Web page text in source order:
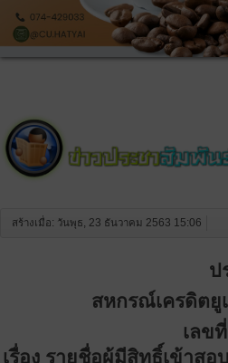
สร้างเมื่อ: วันพุธ, 23 ธันวาคม 2563 15:06
ป
สหกรณ์เครดิต
เลขที่
เรื่อง รายชื่อผู้มีสิทธิ์เข้าส